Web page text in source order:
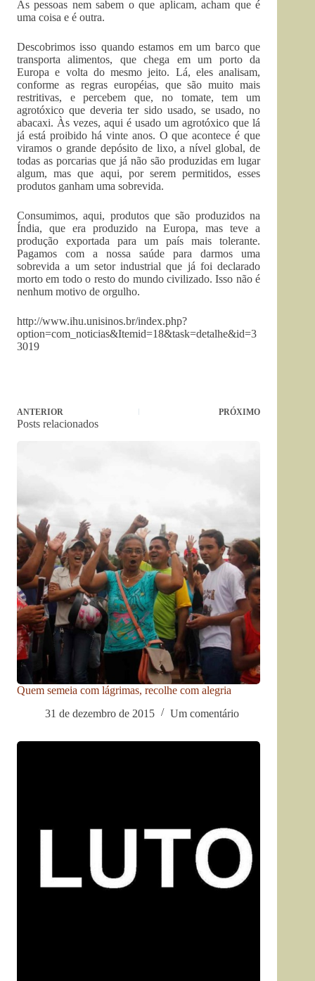
As pessoas nem sabem o que aplicam, acham que é
uma coisa e é outra.
Descobrimos isso quando estamos em um barco que
transporta alimentos, que chega em um porto da
Europa e volta do mesmo jeito. Lá, eles analisam,
conforme as regras européias, que são muito mais
restritivas, e percebem que, no tomate, tem um
agrotóxico que deveria ter sido usado, se usado, no
abacaxi. Às vezes, aqui é usado um agrotóxico que lá
já está proibido há vinte anos. O que acontece é que
viramos o grande depósito de lixo, a nível global, de
todas as porcarias que já não são produzidas em lugar
algum, mas que aqui, por serem permitidos, esses
produtos ganham uma sobrevida.
Consumimos, aqui, produtos que são produzidos na
Índia, que era produzido na Europa, mas teve a
produção exportada para um país mais tolerante.
Pagamos com a nossa saúde para darmos uma
sobrevida a um setor industrial que já foi declarado
morto em todo o resto do mundo civilizado. Isso não é
nenhum motivo de orgulho.
http://www.ihu.unisinos.br/index.php?
option=com_noticias&Itemid=18&task=detalhe&id=3
3019
ANTERIOR PRÓXIMO
Posts relacionados
Quem semeia com lágrimas, recolhe com alegria
31 de dezembro de 2015
Um comentário